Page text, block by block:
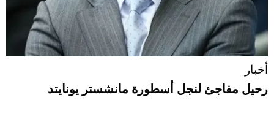
أخبار
رحيل مفاجئ لنجل أسطورة مانشستر يونايتد